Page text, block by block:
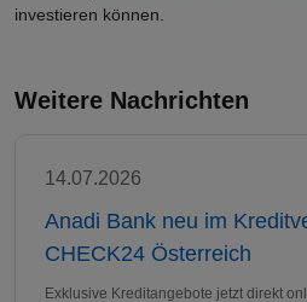
investieren können.
Weitere Nachrichten
14.07.2026
Anadi Bank neu im
CHECK24 Österreich
Exklusive Kreditangebote jetzt direkt